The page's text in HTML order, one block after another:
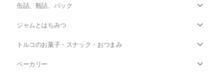
缶詰、瓶詰、パック
ジャムとはちみつ
トルコのお菓子・スナック・おつまみ
ベーカリー